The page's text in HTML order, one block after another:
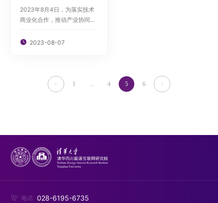
川能源互联网研究院调研
交流
2023年8月4日，为落实技术
商业化合作，推动产业协同发
（以下简称普洛斯建发）合伙
交流。研究院产业发展部主任
关婧如，科创服务中心创新服
 2023-08-07
 1 ... 4 5 6 
 电话 028-6195-6735